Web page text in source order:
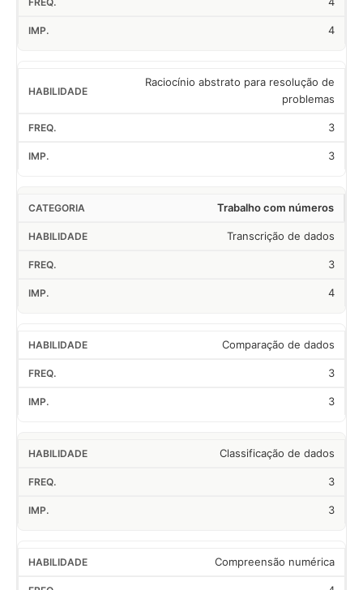
4
Raciocínio abstrato para resolução de
problemas
3
3
Trabalho com números
Transcrição de dados
3
4
Comparação de dados
3
3
Classificação de dados
3
3
Compreensão numérica